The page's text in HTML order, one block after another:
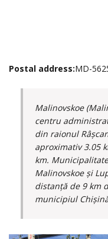
Postal address:MD-
Malinovskoe
centru
din raionul
aproximativ 3.05
km.
Malinovskoe și
distanță de 9 km
municipiul